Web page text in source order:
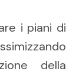
i piani di
della